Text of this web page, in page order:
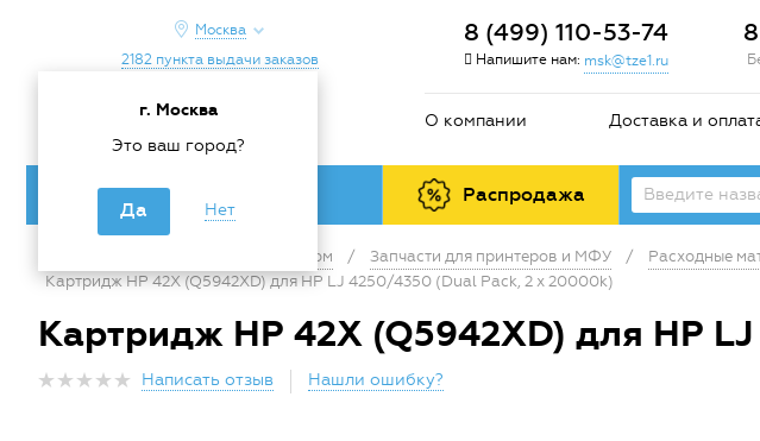
Москва
г. Москва
Это ваш город?
Да Нет
2182 пункта выдачи заказов
8 (499) 110-53-74
Напишите нам: msk@tze1.ru
О компании Доставка и
Каталог товаров Распродажа
Офис и дом / Запчасти для принтеров и МФУ / Расходные
Картридж HP 42X (Q5942XD) для HP LJ 4250/4350 (Dual Pack, 2 x 20000k)
Картридж HP 42X (Q5942XD) для HP
Написать отзыв Нашли ошибку?